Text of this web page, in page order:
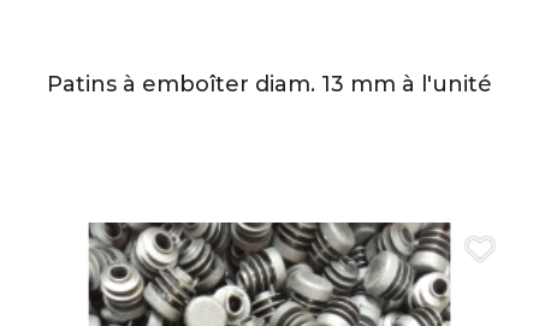
Patins à emboîter diam. 13 mm à l'unité